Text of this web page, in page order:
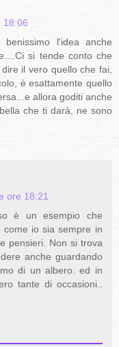
18:06
l'idea anche
si tende conto che
il vero quello che fai,
è esattamente quello
allora goditi anche
che ti darà, ne sono
ore 18:21
è un esempio che
io sia sempre in
pensieri. Non si trova
anche guardando
di un albero. ed in
tante di occasioni..